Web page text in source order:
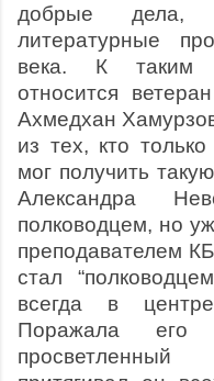
добрые дела,
литературные
века. К таким
относится
Ахмедхан
из тех, кто
мог получить
Александра
полководцем, но
преподавателем
стал
всегда в
Поражала его